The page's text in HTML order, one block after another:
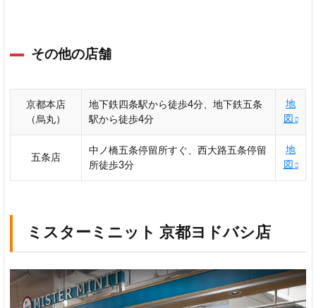
その他の店舗
京都本店
（烏丸）
地下鉄四条駅から徒歩4分、地下鉄五条
駅から徒歩4分
地
図
五条店
中ノ橋五条停留所すぐ、西大路五条停留
所徒歩3分
地
図
ミスターミニット 京都ヨドバシ店